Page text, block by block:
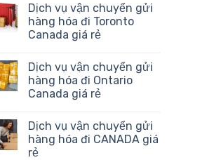
Dịch vụ vận chuyển gửi
hàng hóa đi Toronto
Canada giá rẻ
Dịch vụ vận chuyển gửi
hàng hóa đi Ontario
Canada giá rẻ
Dịch vụ vận chuyển gửi
hàng hóa đi CANADA giá
rẻ